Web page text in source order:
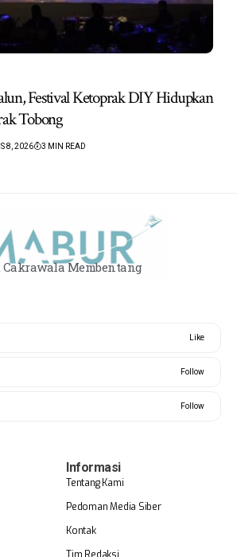
Festival Ketoprak DIY Hidupkan
Tobong
8, 2026 3 MIN READ
Cakrawala Membentang
Like
Follow
Follow
Informasi
Tentang Kami
Pedoman Media Siber
Kontak